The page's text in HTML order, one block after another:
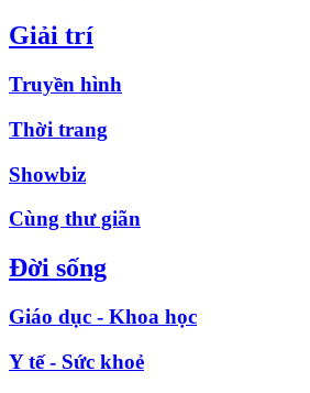
Giải trí
Truyền hình
Thời trang
Showbiz
Cùng thư giãn
Đời sống
Giáo dục - Khoa học
Y tế - Sức khoẻ